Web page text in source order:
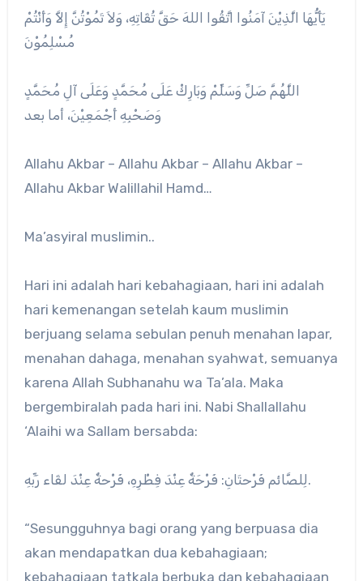
يَأَيُّهَا الَّذِيْنَ آمَنُوا اتَّقُوا اللهَ حَقَّ تُقَاتِهِ، وَلاَ تَمُوْتُنَّ إِلاَّ وَأَنْتُمْ
مُسْلِمُوْنَ
اللَّهُمَّ صَلِّ وَسَلِّمْ وَبَارِكْ عَلَى مُحَمَّدٍ وَعَلَى آلِ مُحَمَّدٍ
وَصَحْبِهِ أَجْمَعِيْنَ، أما بعد
Allahu Akbar – Allahu Akbar – Allahu Akbar –
Allahu Akbar Walillahil Hamd…
Ma’asyiral muslimin..
Hari ini adalah hari kebahagiaan, hari ini adalah
hari kemenangan setelah kaum muslimin
berjuang selama sebulan penuh menahan lapar,
menahan dahaga, menahan syahwat, semuanya
karena Allah Subhanahu wa Ta’ala. Maka
bergembiralah pada hari ini. Nabi Shallallahu
‘Alaihi wa Sallam bersabda:
لِلصَّائم فَرْحتَانِ: فَرْحَةٌ عِنْدَ فِطْرِهِ، فَرْحةٌ عِنْدَ لقَاء رَبِّهِ.
“Sesungguhnya bagi orang yang berpuasa dia
akan mendapatkan dua kebahagiaan;
kebahagiaan tatkala berbuka dan kebahagiaan